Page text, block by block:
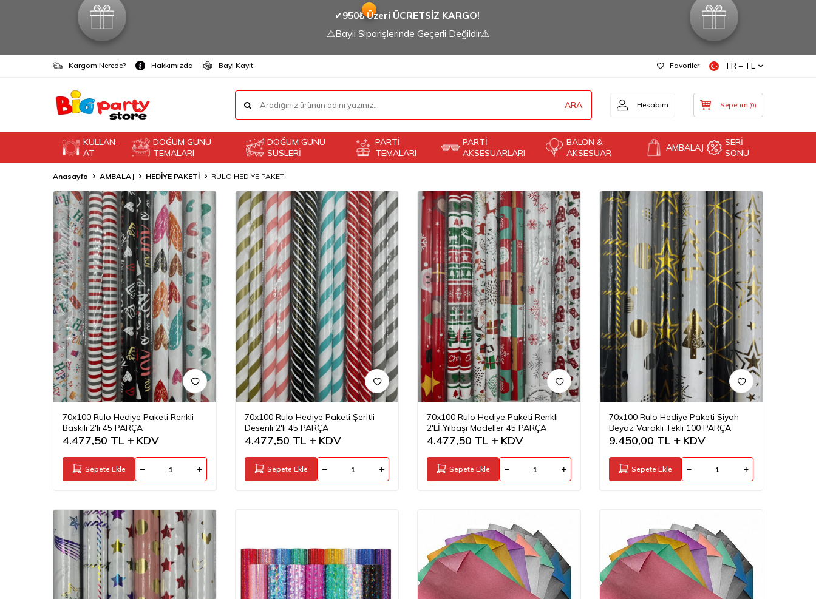
✔950₺ Üzeri ÜCRETSİZ KARGO!
⚠Bayii Siparişlerinde Geçerli Değildir⚠
Kargom Nerede? Hakkımızda Bayi Kayıt Favoriler TR − TL
ARA Hesabım Sepetim (0)
KULLAN-
AT
DOĞUM GÜNÜ
TEMALARI
DOĞUM GÜNÜ
SÜSLERİ
PARTİ
TEMALARI
PARTİ
AKSESUARLARI
BALON &
AKSESUAR
AMBALAJ
SERİ
SONU
Anasayfa AMBALAJ HEDİYE PAKETİ RULO HEDİYE PAKETİ
70x100 Rulo Hediye Paketi Renkli
Baskılı 2'li 45 PARÇA
4.477,50 TL KDV
Sepete Ekle
70x100 Rulo Hediye Paketi Şeritli
Desenli 2'li 45 PARÇA
4.477,50 TL KDV
Sepete Ekle
70x100 Rulo Hediye Paketi Renkli
2'Lİ Yılbaşı Modeller 45 PARÇA
4.477,50 TL KDV
Sepete Ekle
70x100 Rulo Hediye Paketi Siyah
Beyaz Varaklı Tekli 100 PARÇA
9.450,00 TL KDV
Sepete Ekle